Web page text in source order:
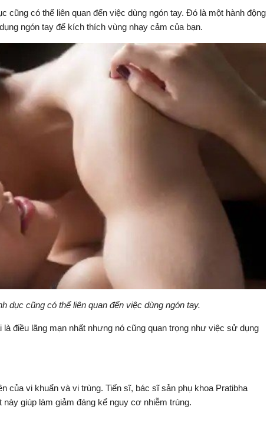
cũng có thể liên quan đến việc dùng ngón tay. Đó là một hành động
ngón tay để kích thích vùng nhạy cảm của bạn.
dục cũng có thể liên quan đến việc dùng ngón tay.
điều lãng mạn nhất nhưng nó cũng quan trọng như việc sử dụng
của vi khuẩn và vi trùng. Tiến sĩ, bác sĩ sản phụ khoa Pratibha
giúp làm giảm đáng kể nguy cơ nhiễm trùng.